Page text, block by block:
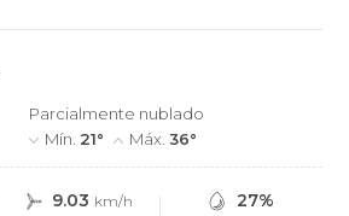
Parcialmente nublado
Mín. 21° Máx.36°
9.03 km/h 27%